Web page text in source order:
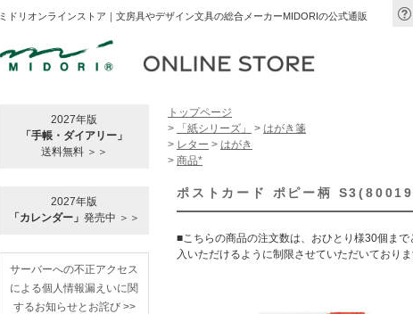
ミドリオンラインストア｜文房具やデザイン文具の総合メーカーMIDORIの公式通販
2027年版
「手帳・ダイアリー」
送料無料 ＞＞
2027年版
「カレンダー」 発売中 ＞＞
サーバーへの不正アクセス
による個人情報漏えいに関
するお知らせとお詫び >>
トップページ
>
「紙シリーズ」 > はがき箋
> レター > はがき
> 商品*
ポストカード ポピー柄
■こちらの商品の注文数は、おひとり様30個ま
入いただけるように制限させていただいておりま